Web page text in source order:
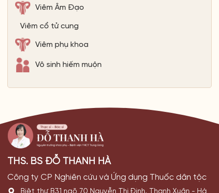
Viêm Âm Đạo
Viêm cổ tử cung
Viêm phụ khoa
Vô sinh hiếm muộn
THS. BS ĐỖ THANH HÀ
Công ty CP Nghiên cứu và Ứng dụng Thuốc dân tộc